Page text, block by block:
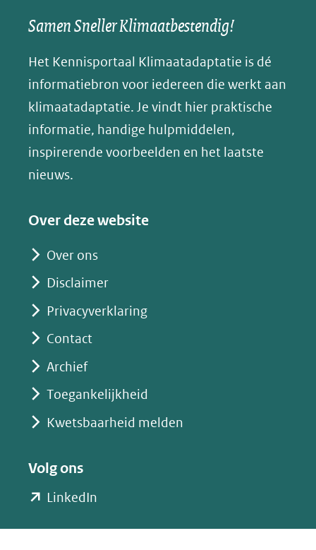
een
website)
een
website)
een
website)
s
y
(opent
in
nieuw
venster)
venster)
naar
een
andere
website)
Samen Sneller Klimaatbestendig!
Het Kennisportaal Klimaatadaptatie is dé
informatiebron voor iedereen die werkt aan
klimaatadaptatie. Je vindt hier praktische
informatie, handige hulpmiddelen,
inspirerende voorbeelden en het laatste
nieuws.
Over deze website
Over ons
Disclaimer
Privacyverklaring
Contact
Archief
Toegankelijkheid
Kwetsbaarheid melden
Volg ons
LinkedIn